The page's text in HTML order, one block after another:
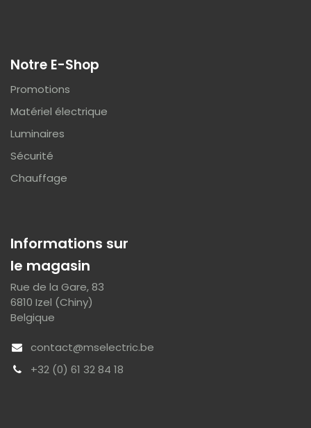
Informations sur
le magasin
Rue de la Gare, 83
6810 Izel (Chiny)
Belgique
contact@mselectric.be
+32 (0) 61 32 84 18
Notre E-Shop
Promotions
Matériel électrique
Luminaires
Sécurité
Chauffage